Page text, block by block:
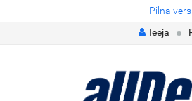
Pilna
Ieeja